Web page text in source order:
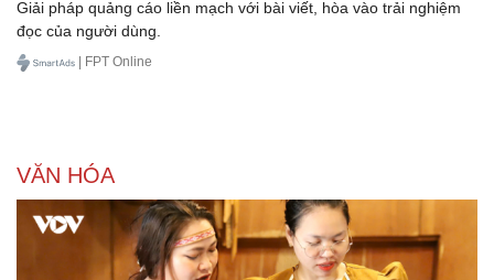
Giải pháp quảng cáo liền mạch với bài viết, hòa vào trải nghiệm
đọc của người dùng.
| FPT Online
VĂN HÓA